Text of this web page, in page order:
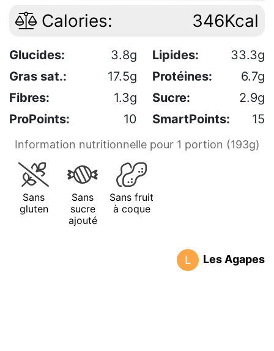
Calories: 346Kcal
Glucides: 3.8g Lipides:
33.3g
Gras sat.:
17.5g Protéines:
6.7g
Fibres:
1.3g Sucre:
2.9g
ProPoints:
10 SmartPoints: 15
Information nutritionnelle pour 1 portion (193g)
Sans
gluten
Sans
sucre
ajouté
Sans fruit
à coque
L Les Agapes